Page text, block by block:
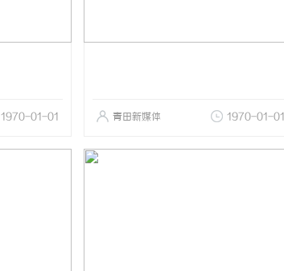
1970-01-01 青田新媒体 1970-01-01